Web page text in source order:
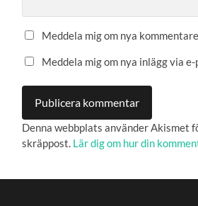
Meddela mig om nya
Meddela mig om nya inlägg via e-
Denna webbplats använder Akismet
skräppost. Lär dig om hur din